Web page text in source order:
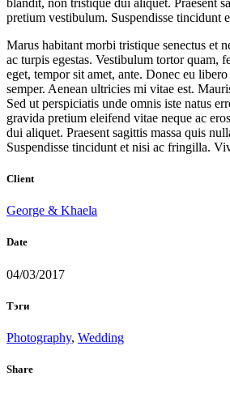
blandit, non tristique dui aliquet. Praesent
pretium vestibulum. Suspendisse tincidunt
Marus habitant morbi tristique senectus et
ac turpis egestas. Vestibulum tortor quam,
eget, tempor sit amet, ante. Donec eu libero
semper. Aenean ultricies mi vitae est.
Sed ut perspiciatis unde omnis iste natus
gravida pretium eleifend vitae neque ac
dui aliquet. Praesent sagittis massa quis
Suspendisse tincidunt et nisi ac fringilla.
Client
George & Khaela
Date
04/03/2017
Тэги
Photography, Wedding
Share